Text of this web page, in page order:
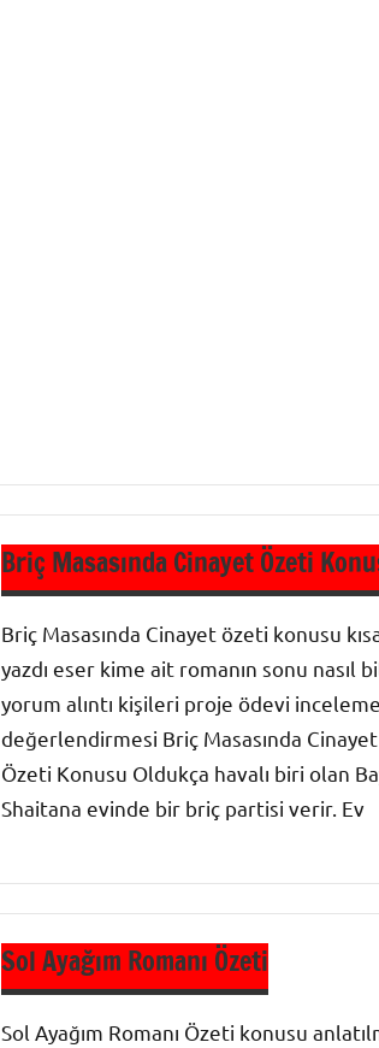
Briç Masasında Cinayet Özeti
Briç Masasında Cinayet özeti konusu
yazdı eser kime ait romanın sonu nasıl
yorum alıntı kişileri proje ödevi
değerlendirmesi Briç Masasında Cinayet
Özeti Konusu Oldukça havalı biri olan
Shaitana evinde bir briç partisi verir. Ev
Sol Ayağım Romanı Özeti
Sol Ayağım Romanı Özeti konusu